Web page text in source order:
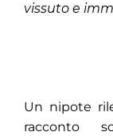
vissuto e
Un nipote
racconto